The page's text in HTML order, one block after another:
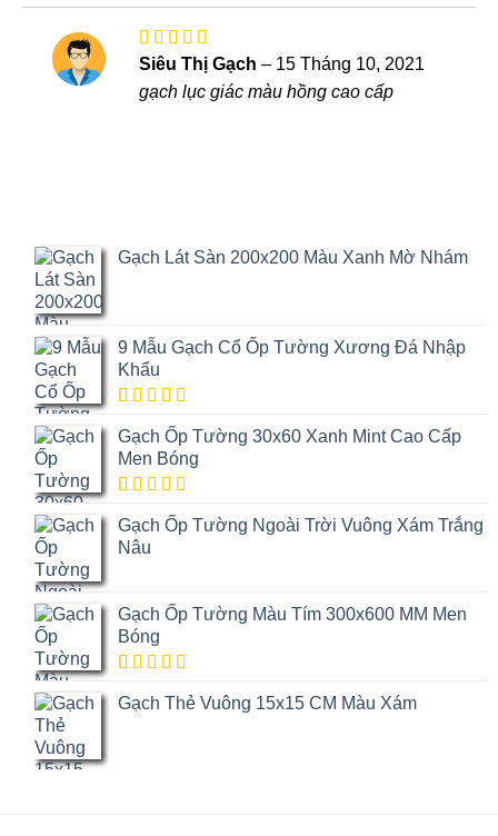
sao
Được xếp
hạng
5
sao
Siêu Thị Gạch – 15 Tháng 10, 2021
gạch lục giác màu hồng cao cấp
Gạch Lát Sàn 200x200 Màu Xanh Mờ Nhám
9 Mẫu Gạch Cổ Ốp Tường Xương Đá Nhập
Khẩu
trên
5 dựa trên
đánh giá
Gạch Ốp Tường 30x60 Xanh Mint Cao Cấp
Men Bóng
trên
5 dựa trên
đánh giá
Gạch Ốp Tường Ngoài Trời Vuông Xám Trắng
Nâu
Gạch Ốp Tường Màu Tím 300x600 MM Men
Bóng
5 dựa trên
Gạch Thẻ Vuông 15x15 CM Màu Xám